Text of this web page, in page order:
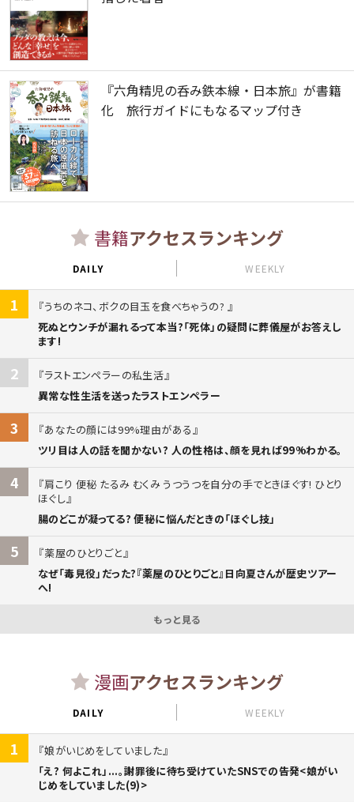
『六角精児の呑み鉄本線・日本旅』が書籍
化 旅行ガイドにもなるマップ付き
書籍アクセスランキング
DAILY WEEKLY
1
うちのネコ、ボクの目玉を食べちゃうの?
死ぬとウンチが漏れるって本当?「死体」の疑問に葬儀屋がお答えし
ます!
2
ラストエンペラーの私生活
異常な性生活を送ったラストエンペラー
3
あなたの顔には99%理由がある
ツリ目は人の話を聞かない? 人の性格は、顔を見れば99%わかる。
4
肩こり 便秘 たるみ むくみ うつうつを自分の手でときほぐす! ひとり
ほぐし
腸のどこが凝ってる? 便秘に悩んだときの「ほぐし技」
5
薬屋のひとりごと
なぜ「毒見役」だった?『薬屋のひとりごと』日向夏さんが歴史ツアー
へ!
もっと見る
漫画アクセスランキング
DAILY WEEKLY
1
娘がいじめをしていました
「え? 何よこれ」...。謝罪後に待ち受けていたSNSでの告発<娘がい
じめをしていました(9)>